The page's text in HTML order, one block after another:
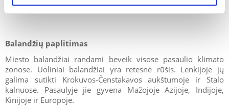
Balandžių paplitimas
Miesto balandžiai randami beveik visose pasaulio klimato
zonose. Uoliniai balandžiai yra retesnė rūšis. Lenkijoje jų
galima sutikti Krokuvos-Čenstakavos aukštumoje ir Stalo
kalnuose. Pasaulyje jie gyvena Mažojoje Azijoje, Indijoje,
Kinijoje ir Europoje.